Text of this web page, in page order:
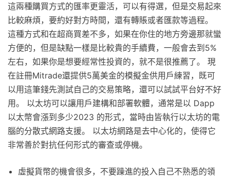
這兩種購買方式的匯率更靈活，可以有得選，但是交易起來
比較麻煩，要約好對方時間，還有轉賬或者匯款等過程。
這種方式和在超商買差不多，如果在你住的地方旁邊那就蠻
方便的，但是缺點一樣是比較貴的手續費，一般會去到5%
左右，如果你是想要經常性投資的，就不是很推薦了。 現
在註冊Mitrade還提供5萬美金的模擬金供用戶練習，既可
以用這筆錢先測試自己的交易策略，還可以試試平台好不好
用。 以太坊可以讓用戶建構和部署軟體，通常是以 Dapp
以太幣會漲到多少2023 的形式，當時由皆執行以太坊的電
腦的分散式網路支援。 以太坊網路是去中心化的，使得它
非常善於對抗任何形式的審查或停機。
虛擬貨幣的機會很多，不要躁進的投入自己不熟悉的領